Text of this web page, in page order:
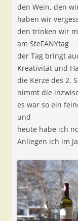
den Wein, den
haben wir
den trinken wir
am SteFANYtag
der Tag bringt
Kreativität und
die Kerze des 2.
nimmt die
es war so ein
und
heute habe ich
Anliegen ich im